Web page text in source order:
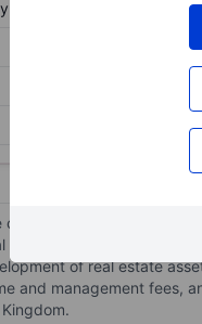
company engaged in
income and asset
of real estate
and management fees,